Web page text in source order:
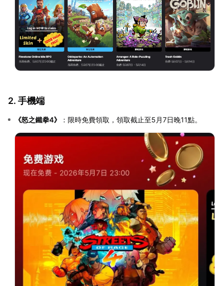
2. 手機端
《怒之鐵拳4》 ：限時免費領取，領取截止至5月7日晚11點。